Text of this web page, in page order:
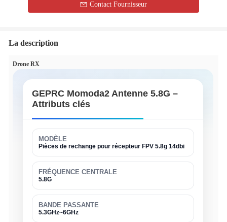
Contact Fournisseur
La description
Drone RX
GEPRC Momoda2 Antenne 5.8G –
Attributs clés
MODÈLE
Pièces de rechange pour récepteur FPV 5.8g 14dbi
FRÉQUENCE CENTRALE
5.8G
BANDE PASSANTE
5.3GHz~6GHz